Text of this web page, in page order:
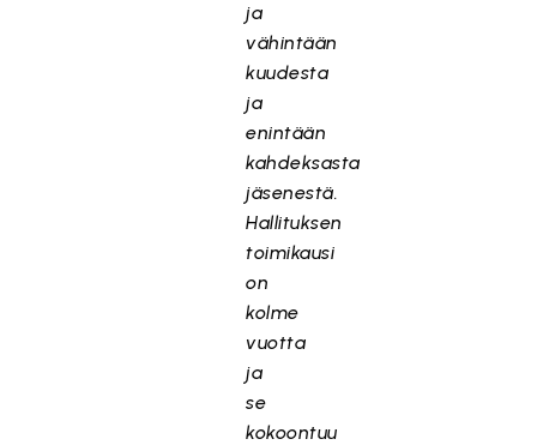
ja
vähintään
kuudesta
ja
enintään
kahdeksasta
jäsenestä.
Hallituksen
toimikausi
on
kolme
vuotta
ja
se
kokoontuu